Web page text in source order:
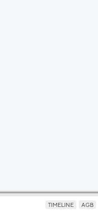
TIMELINE AGB